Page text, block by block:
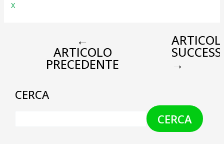
X
←
ARTICOLO
PRECEDENTE →
CERCA
CERCA